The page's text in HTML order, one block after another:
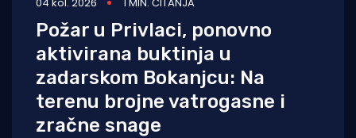
Požar u Privlaci, ponovno
aktivirana buktinja u
zadarskom Bokanjcu: Na
terenu brojne vatrogasne i
zračne snage